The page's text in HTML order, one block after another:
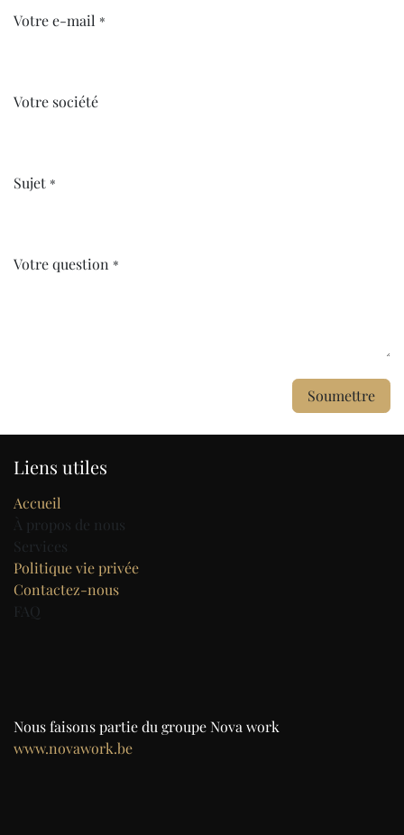
Votre e-mail *
Votre société
Sujet *
Votre question *
Soumettre
Liens utiles
Accueil
À propos de nous
Services
Politique vie privée
Contactez-nous
FAQ
Nous faisons partie du groupe Nova work
www.novawork.be